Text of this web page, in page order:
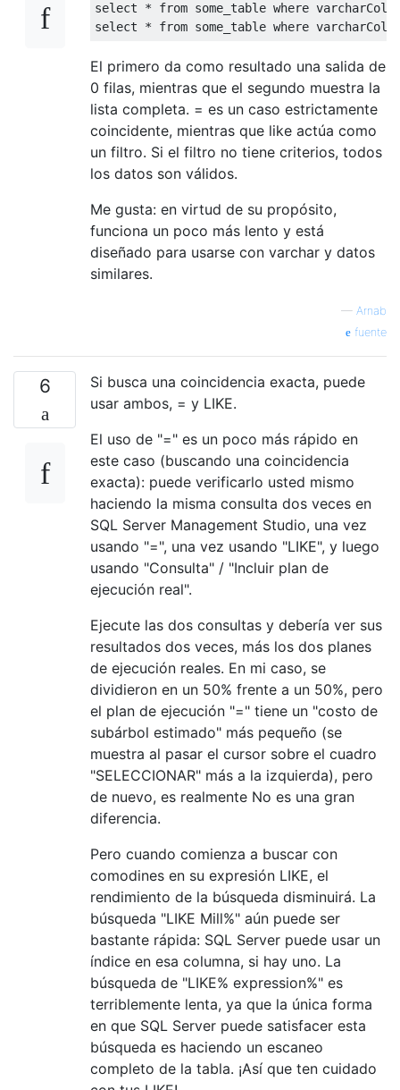
select * from some_table where varcharCol
select
* from some_table where varcharCol
El primero da como resultado una salida de
0 filas, mientras que el segundo muestra la
lista completa. = es un caso estrictamente
coincidente, mientras que like actúa como
un filtro. Si el filtro no tiene criterios, todos
los datos son válidos.
Me gusta: en virtud de su propósito,
funciona un poco más lento y está
diseñado para usarse con varchar y datos
similares.
— Arnab
fuente
6
Si busca una coincidencia exacta, puede
usar ambos, = y LIKE.
El uso de "=" es un poco más rápido en
este caso (buscando una coincidencia
exacta): puede verificarlo usted mismo
haciendo la misma consulta dos veces en
SQL Server Management Studio, una vez
usando "=", una vez usando "LIKE", y luego
usando "Consulta" / "Incluir plan de
ejecución real".
Ejecute las dos consultas y debería ver sus
resultados dos veces, más los dos planes
de ejecución reales. En mi caso, se
dividieron en un 50% frente a un 50%, pero
el plan de ejecución "=" tiene un "costo de
subárbol estimado" más pequeño (se
muestra al pasar el cursor sobre el cuadro
"SELECCIONAR" más a la izquierda), pero
de nuevo, es realmente No es una gran
diferencia.
Pero cuando comienza a buscar con
comodines en su expresión LIKE, el
rendimiento de la búsqueda disminuirá. La
búsqueda "LIKE Mill%" aún puede ser
bastante rápida: SQL Server puede usar un
índice en esa columna, si hay uno. La
búsqueda de "LIKE% expression%" es
terriblemente lenta, ya que la única forma
en que SQL Server puede satisfacer esta
búsqueda es haciendo un escaneo
completo de la tabla. ¡Así que ten cuidado